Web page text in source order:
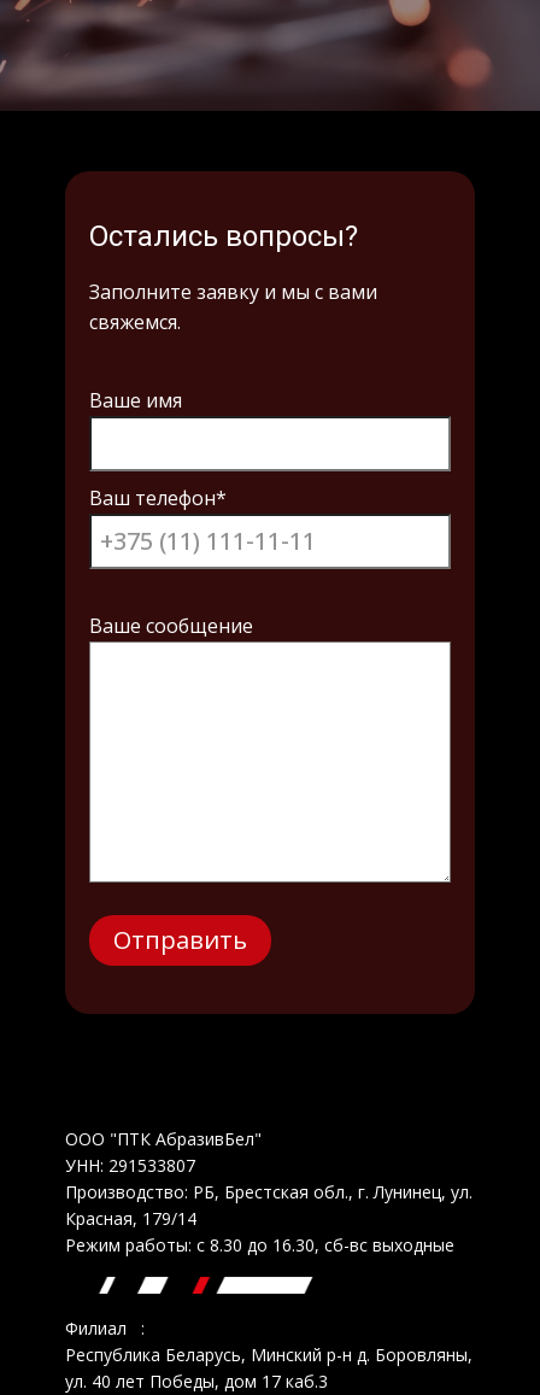
свяжемся.
Ваш телефон*
УНН: 291533807
Производство: РБ, Брестская обл., г. Лунинец, ул.
Красная, 179/14
Режим работы: с 8.30 до 16.30, сб-вс выходные
Республика Беларусь, Минский р-н д. Боровляны,
ул. 40 лет Победы, дом 17 каб.3
Режим работы: с 9.00 до 17.00,